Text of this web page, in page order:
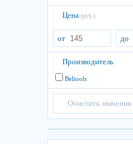
Цена (руб.)
от до
Производитель
Beltools
Очистить значения